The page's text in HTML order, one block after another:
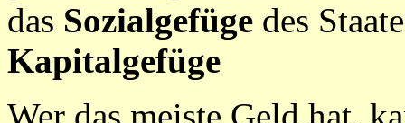
das Sozialgefüge des
Kapitalgefüge